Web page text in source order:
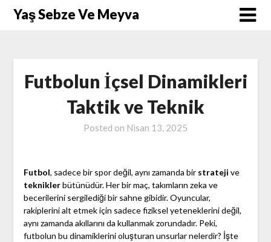
SkipYaş Sebze Ve Meyva
Futbolun İçsel Dinamikleri
Taktik ve Teknik
Posted on Nisan 13, 2025
Futbol, sadece bir spor değil, aynı zamanda bir strateji ve
tekniklerbütünüdür. Her bir maç, takımların zeka ve
becerilerini sergilediği bir sahne gibidir. Oyuncular,
rakiplerini alt etmek için sadece fiziksel yeteneklerini değil,
aynı zamanda akıllarını da kullanmak zorundadır. Peki,
futbolun bu dinamiklerini oluşturan unsurlar nelerdir? İşte